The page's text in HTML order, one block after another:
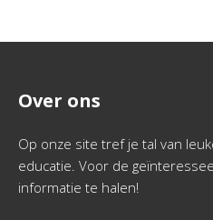
Over ons
Op onze site tref je tal van
educatie. Voor de
informatie te halen!